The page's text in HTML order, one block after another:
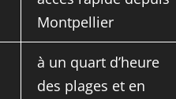
Montpellier
à un quart d’heure
des plages et en